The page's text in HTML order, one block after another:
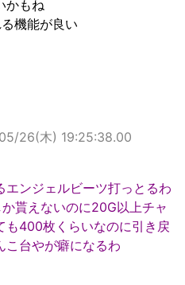
かもね
機能が良い
26(木) 19:25:38.00
エンジェルビーツ打っとるわ
貰えないのに20G以上チャ
も400枚くらいなのに引き戻
こ台やが癖になるわ